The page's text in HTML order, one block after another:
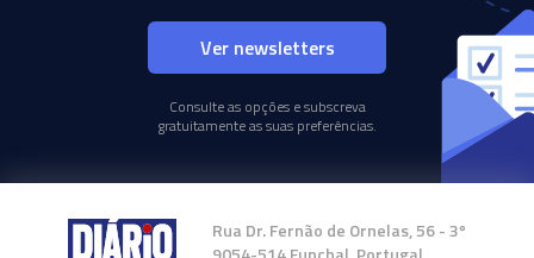
Ver newsletters
Consulte as opções e subscreva
gratuitamente as suas preferências.
Rua Dr. Fernão de Ornelas, 56 - 3º